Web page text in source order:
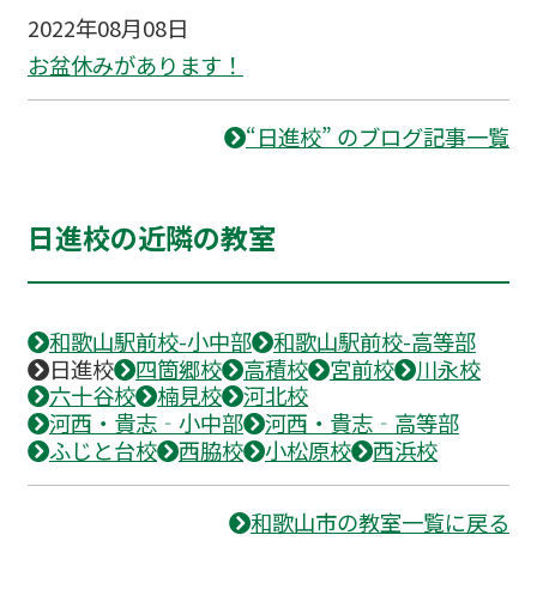
2022年08月08日
お盆休みがあります！
“日進校” のブログ記事一覧
日進校の近隣の教室
和歌山駅前校-小中部
和歌山駅前校-高等部
日進校
四箇郷校 高積校 宮前校
川永校
六十谷校
楠見校
河北校
河西・貴志‐小中部
河西・貴志‐高等部
ふじと台校
西脇校 小松原校 西浜校
和歌山市の教室一覧に戻る